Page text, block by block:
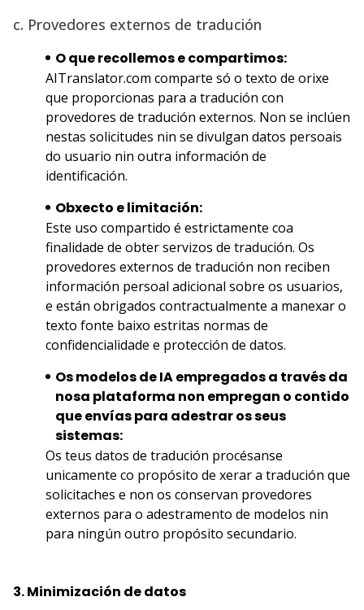
c. Provedores externos de tradución
O que recollemos e compartimos:
AITranslator.com comparte só o texto de orixe
que proporcionas para a tradución con
provedores de tradución externos. Non se inclúen
nestas solicitudes nin se divulgan datos persoais
do usuario nin outra información de
identificación.
Obxecto e limitación:
Este uso compartido é estrictamente coa
finalidade de obter servizos de tradución. Os
provedores externos de tradución non reciben
información persoal adicional sobre os usuarios,
e están obrigados contractualmente a manexar o
texto fonte baixo estritas normas de
confidencialidade e protección de datos.
Os modelos de IA empregados a través da
nosa plataforma non empregan o contido
que envías para adestrar os seus
sistemas:
Os teus datos de tradución procésanse
unicamente co propósito de xerar a tradución que
solicitaches e non os conservan provedores
externos para o adestramento de modelos nin
para ningún outro propósito secundario.
3. Minimización de datos